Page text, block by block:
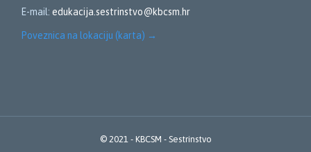
E-mail: edukacija.sestrinstvo@kbcsm.hr
Poveznica na lokaciju (karta) →
© 2021 - KBCSM - Sestrinstvo